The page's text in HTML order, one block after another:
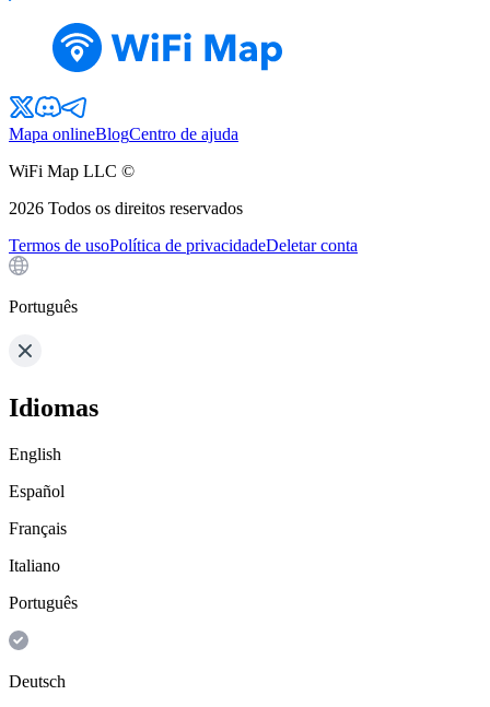
Mapa onlineBlogCentro de ajuda
WiFi Map LLC ©
2026 Todos os direitos reservados
Termos de usoPolítica de privacidadeDeletar conta
Português
Idiomas
English
Español
Français
Italiano
Português
Deutsch